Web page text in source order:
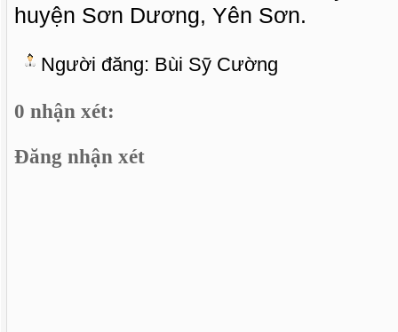
huyện Sơn Dương, Yên Sơn.
Người đăng: Bùi Sỹ Cường
0 nhận xét:
Đăng nhận xét